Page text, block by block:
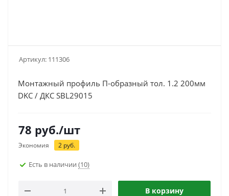
Артикул: 111306
Монтажный профиль П-образный тол. 1.2 200мм
DKC / ДКС SBL29015
78 руб./шт
Экономия 2 руб.
Есть в наличии (10)
В корзину